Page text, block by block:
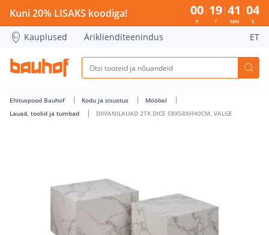
DIIVANILAUAD 2TK DICE 58X58XH40CM, VALGE - Bauhof
Kuni 20% LISAKS koodiga! 00
P
19
T
41
MIN
04
S
Kauplused Äriklienditeenindus ET
Ehituspood Bauhof Kodu ja sisustus
Mööbel
Lauad, toolid ja tumbad
DIIVANILAUAD 2TK DICE 58X58XH40CM, VALGE